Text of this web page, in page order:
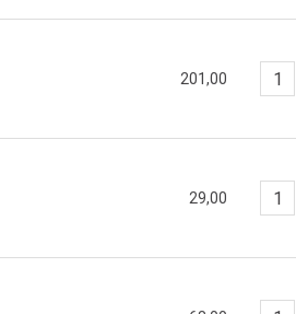
201,00
29,00